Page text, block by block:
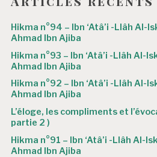
a
r
t
i
c
l
e
Hikma n°94 – Ibn ‘Atâ’i -Llâh Al-
Ahmad Ibn Ajiba
Hikma n°93 – Ibn ‘Atâ’i -Llâh Al-
Ahmad Ibn Ajiba
Hikma n°92 – Ibn ‘Atâ’i -Llâh Al-
Ahmad Ibn Ajiba
L’éloge, les compliments et
partie 2 )
Hikma n°91 – Ibn ‘Atâ’i -Llâh Al-
Ahmad Ibn Ajiba